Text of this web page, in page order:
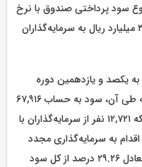
سود پرداختی صندوق با نرخ
روزشمار سالانه ۲۵.۵ درصد، به مبلغ ۳۵۹۱ میلیارد ریال به سرمایه‌گذاران
یکصد و یازدهمین دوره
پرداخت سود ماهانه این صندوق بوده که طی آن، سود به حساب ۶۷,۹۱۶
سرمایه‌گذار واریز شد. نکته قابل‌توجه آن‌که ۱۲,۷۲۱ نفر از سرمایه‌گذاران با
به سرمایه‌گذاری مجدد
سود خود در صندوق نمودند. این گروه معادل ۲۹.۲۶ درصد از کل سود